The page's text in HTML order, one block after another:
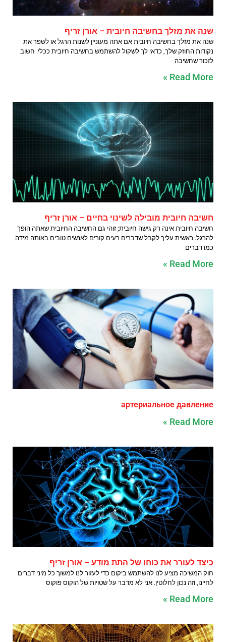
שנה את מזלך בחשיבה חיובית – אורן זריף
שנה את מזלך בחשיבה חיובית אם אתה מעוניין לשנות הרגל או לשפר את
נקודות החוזק שלך, כדאי לך לשקול להשתמש בחשיבה חיובית ככלי. חשוב
לזכור שחשיבה
Read More »
חשיבה חיובית מובילה לשינוי בחיים – אורן זריף
חשיבה חיובית אינה רק גישה חיובית; זוהי גם החשיבה החיובית שאתה הופך
להרגל. ראשית עליך לקבל שדברים רעים קורים לאנשים טובים באותה מידה
כמו דברים
Read More »
артериальное давление
Read More »
כיצד לעורר את כוחו של התת מודע – אורן זריף
חוק המשיכה מציע לנו להשתמש ביקום כדי לעזור לנו למשוך כל מיני דברים
לחיינו, וזה נכון לחלוטין. אני לא מדבר על שטויות של הוקוס פוקוס
Read More »